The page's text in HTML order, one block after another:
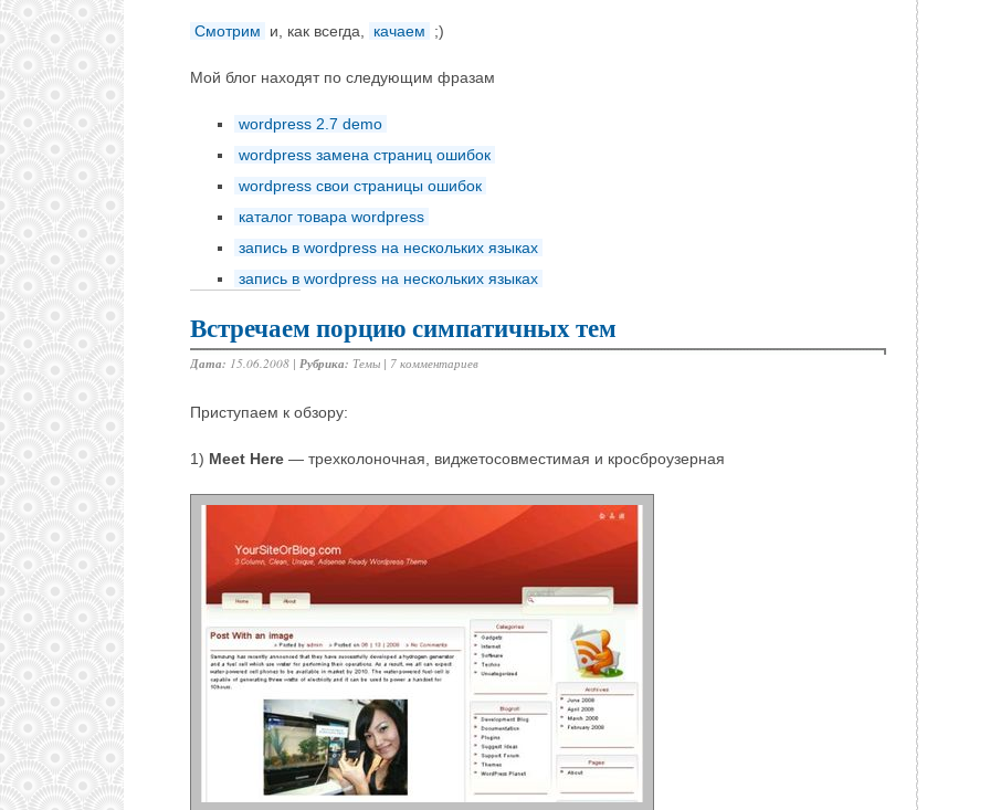
Смотрим и, как всегда, качаем ;)
Мой блог находят по следующим фразам
wordpress 2.7 demo
wordpress замена страниц ошибок
wordpress свои страницы ошибок
каталог товара wordpress
запись в wordpress на нескольких языках
запись в wordpress на нескольких языках
Встречаем порцию симпатичных тем
Дата: 15.06.2008 | Рубрика: Темы | 7 комментариев
Приступаем к обзору:
1) Meet Here — трехколоночная, виджетосовместимая и кросброузерная